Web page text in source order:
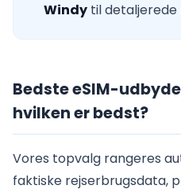
Windy til detaljerede
Bedste eSIM-
hvilken er bedst?
Vores topvalg rangeres
faktiske rejserbrugsdata,